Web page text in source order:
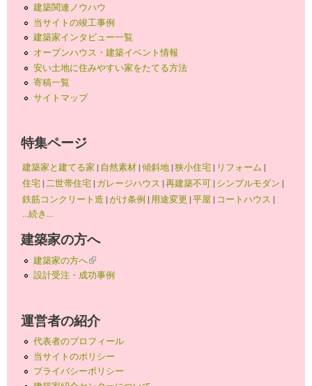
建築関連ノウハウ
当サイトの竣工事例
建築家インタビュー一覧
オープンハウス・建築イベント情報
安い土地に住みやすい家をたてる方法
寄稿一覧
サイトマップ
特集ページ
建築家と建てる家 | 自然素材|傾斜地|狭小住宅| リフォーム |
住宅|二世帯住宅| ガレージハウス |再建築不可| シンプルモダン |
鉄筋コンクリート造 |がけ条例 | 用途変更 |平屋 | コートハウス |
...続き...
建築家の方へ
建築家の方へ(link is external)
設計受注・成功事例
運営者の紹介
代表者のプロフィール
当サイトのポリシー
プライバシーポリシー